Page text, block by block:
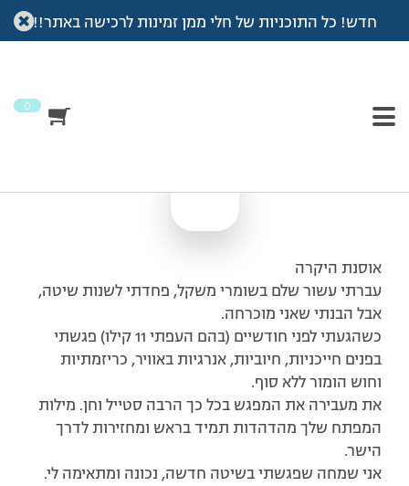
חדש! כל התוכניות של חלי ממן זמינות לרכישה באתר!!
0
עמוד הבית >מכתבי תודה>מכתב תודה לאוסנת גלילי ולחלי ממן
אוסנת היקרה
עברתי עשור שלם בשומרי משקל, פחדתי לשנות שיטה,
אבל הבנתי שאני מוכרחה.
כשהגעתי לפני חודשיים (בהם העפתי 11 קילו) פגשתי
בפנים חייכניות, חיוביות, אנרגיות באוויר, כריזמתיות
וחוש הומור ללא סוף.
את מעבירה את המפגש בכל כך הרבה סטייל וחן. מילות
המפתח שלך מהדהדות תמיד בראש ומחזירות לדרך
הישר.
אני שמחה שפגשתי בשיטה חדשה, נכונה ומתאימה לי.